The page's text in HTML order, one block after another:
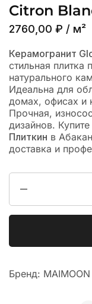
Citron
2760,00 ₽ / м²
Керамогранит
стильная
натурального
Идеальна для
домах, офисах и
Прочная,
дизайнов.
Плиткин в
доставка и
Бренд: MAIMOON